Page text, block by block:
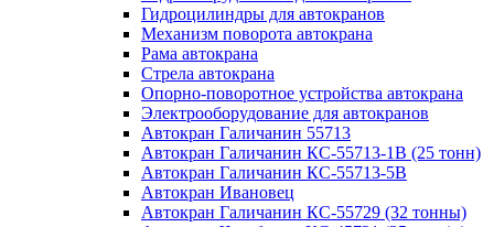
Гидроцилиндры для автокранов
Механизм поворота автокрана
Рама автокрана
Стрела автокрана
Опорно-поворотное устройства автокрана
Электрооборудование для автокранов
Автокран Галичанин 55713
Автокран Галичанин КС-55713-1В (25 тонн)
Автокран Галичанин КС-55713-5В
Автокран Ивановец
Автокран Галичанин КС-55729 (32 тонны)